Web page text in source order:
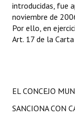
introducidas, fue
noviembre de
Por ello, en
Art. 17 de la
EL CONCEJO
SANCIONA CON